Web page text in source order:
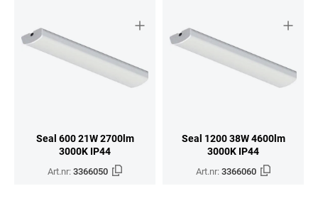
Seal 600 21W 2700lm
3000K IP44
Art.nr:3366050
Seal 1200 38W 4600lm
3000K IP44
Art.nr:3366060